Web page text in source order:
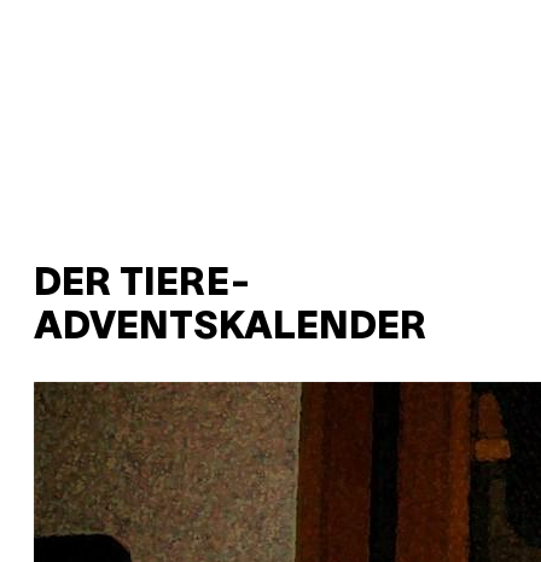
DER TIERE-
ADVENTSKALENDER